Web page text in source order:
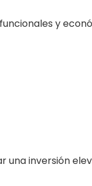
y
una inversión